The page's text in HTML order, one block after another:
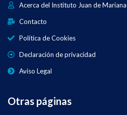
Acerca del Instituto Juan de Mariana
Contacto
Política de Cookies
Declaración de privacidad
Aviso Legal
Otras páginas